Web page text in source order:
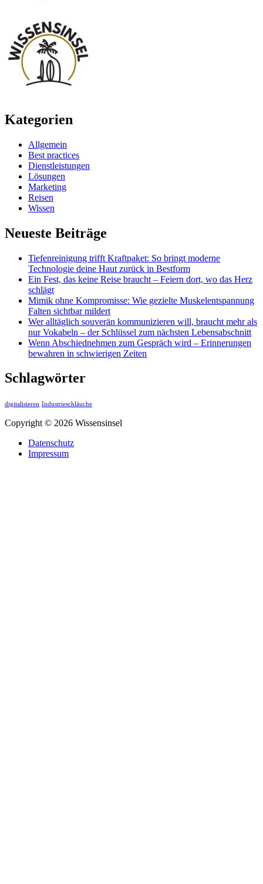
Kategorien
Allgemein
Best practices
Dienstleistungen
Lösungen
Marketing
Reisen
Wissen
Neueste Beiträge
Tiefenreinigung trifft Kraftpaket: So bringt moderne
Technologie deine Haut zurück in Bestform
Ein Fest, das keine Reise braucht – Feiern dort, wo das Herz
schlägt
Mimik ohne Kompromisse: Wie gezielte Muskelentspannung
Falten sichtbar mildert
Wer alltäglich souverän kommunizieren will, braucht mehr als
nur Vokabeln – der Schlüssel zum nächsten Lebensabschnitt
Wenn Abschiednehmen zum Gespräch wird – Erinnerungen
bewahren in schwierigen Zeiten
Schlagwörter
digitalisieren Industrieschläuche
Copyright © 2026 Wissensinsel
Datenschutz
Impressum